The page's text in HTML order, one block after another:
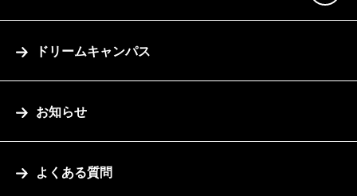
ドリームキャンパス
お知らせ
よくある質問